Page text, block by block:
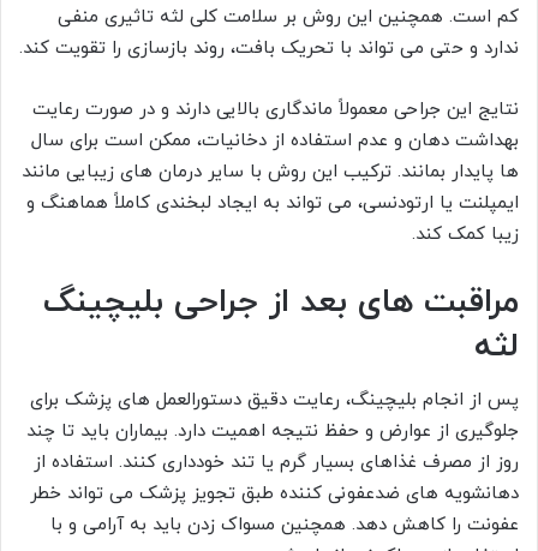
کم است. همچنین این روش بر سلامت کلی لثه تاثیری منفی
ندارد و حتی می تواند با تحریک بافت، روند بازسازی را تقویت کند.
نتایج این جراحی معمولاً ماندگاری بالایی دارند و در صورت رعایت
بهداشت دهان و عدم استفاده از دخانیات، ممکن است برای سال
ها پایدار بمانند. ترکیب این روش با سایر درمان های زیبایی مانند
ایمپلنت یا ارتودنسی، می تواند به ایجاد لبخندی کاملاً هماهنگ و
زیبا کمک کند.
مراقبت های بعد از جراحی بلیچینگ
لثه
پس از انجام بلیچینگ، رعایت دقیق دستورالعمل های پزشک برای
جلوگیری از عوارض و حفظ نتیجه اهمیت دارد. بیماران باید تا چند
روز از مصرف غذاهای بسیار گرم یا تند خودداری کنند. استفاده از
دهانشویه های ضدعفونی کننده طبق تجویز پزشک می تواند خطر
عفونت را کاهش دهد. همچنین مسواک زدن باید به آرامی و با